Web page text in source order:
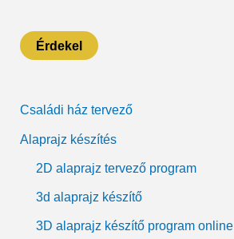
Érdekel
Családi ház tervező
Alaprajz készítés
2D alaprajz tervező program
3d alaprajz készítő
3D alaprajz készítő program online